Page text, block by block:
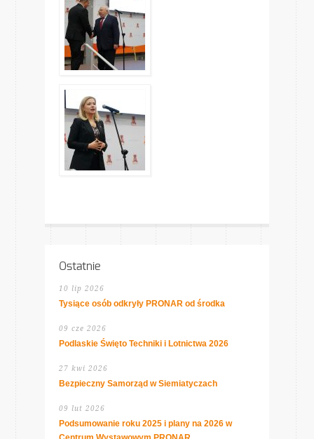
Ostatnie
10 lip 2026
Tysiące osób odkryły PRONAR od środka
09 cze 2026
Podlaskie Święto Techniki i Lotnictwa 2026
27 kwi 2026
Bezpieczny Samorząd w Siemiatyczach
09 lut 2026
Podsumowanie roku 2025 i plany na 2026 w